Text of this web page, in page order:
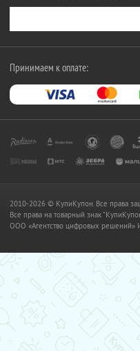
Принимаем к оплате:
2010-2026 © КупиКупон. Все права
Все права на товарный знак
OOO «Агентство цифровых